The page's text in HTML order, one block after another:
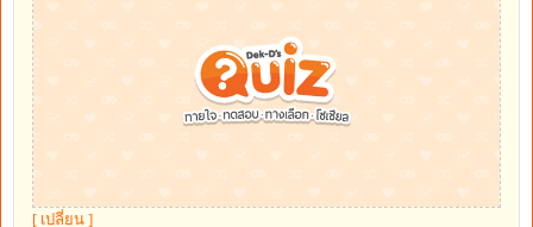
[ เปลี่ยน ]